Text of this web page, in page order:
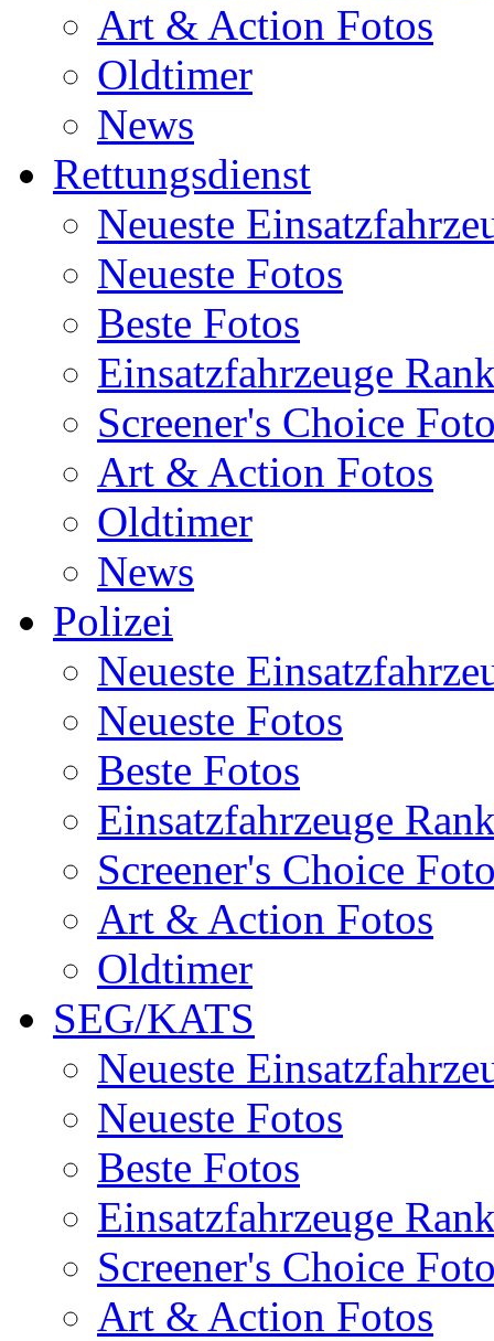
Art & Action Fotos
Oldtimer
News
Rettungsdienst
Neueste
Neueste Fotos
Beste Fotos
Einsatzfahrzeuge
Screener's Choice
Art & Action Fotos
Oldtimer
News
Polizei
Neueste
Neueste Fotos
Beste Fotos
Einsatzfahrzeuge
Screener's Choice
Art & Action Fotos
Oldtimer
SEG/KATS
Neueste
Neueste Fotos
Beste Fotos
Einsatzfahrzeuge
Screener's Choice
Art & Action Fotos